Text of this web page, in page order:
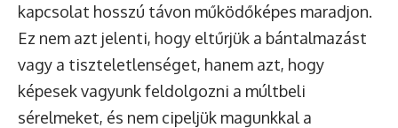
kapcsolat hosszú távon működőképes maradjon.
Ez nem azt jelenti, hogy eltűrjük a bántalmazást
vagy a tiszteletlenséget, hanem azt, hogy
képesek vagyunk feldolgozni a múltbeli
sérelmeket, és nem cipeljük magunkkal a